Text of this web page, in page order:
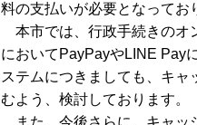
料の支払いが必要となってお
本市では、行政手続きのオ
においてPayPayやLINE Pay
ステムにつきましても、キ
むよう、検討しております。